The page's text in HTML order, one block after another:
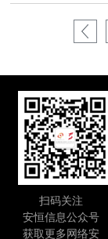
扫码关注
安恒信息公众号
获取更多网络安